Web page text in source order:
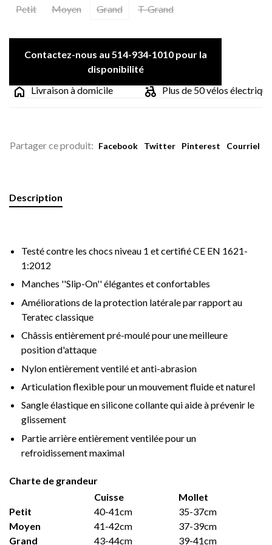
Petit Moyen Grand T-Grand
Contactez-nous au 514-934-1010 pour la
disponibilité
Livraison à domicile
Plus de 50 vélos
Partager ce produit: Facebook Twitter Pinterest Courriel
Description
Testé contre les chocs niveau 1 et certifié CE EN 1621-
1:2012
Manches ''Slip-On'' élégantes et confortables
Améliorations de la protection latérale par rapport au
Teratec classique
Châssis entièrement pré-moulé pour une meilleure
position d'attaque
Nylon entièrement ventilé et anti-abrasion
Articulation flexible pour un mouvement fluide et naturel
Sangle élastique en silicone collante qui aide à prévenir le
glissement
Partie arrière entièrement ventilée pour un
refroidissement maximal
Charte de grandeur
Cuisse
Mollet
Petit
40-41cm
35-37cm
Moyen
41-42cm
37-39cm
Grand
43-44cm
39-41cm